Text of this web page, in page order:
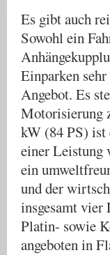
Es gibt auch
Sowohl ein
Einparken
Angebot. Es
Motorisierung
kW (84 PS)
einer Leistung
ein
und der
insgesamt
Platin- sowie
angeboten in